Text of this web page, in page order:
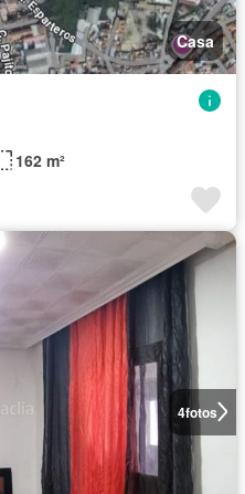
Casa
162 m²
4fotos